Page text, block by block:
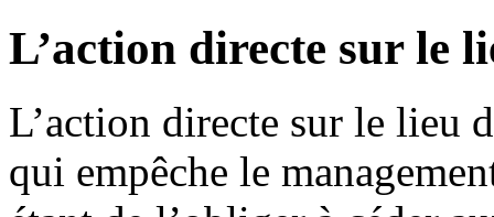
L’action directe sur le
L’action directe sur le lieu
qui empêche le